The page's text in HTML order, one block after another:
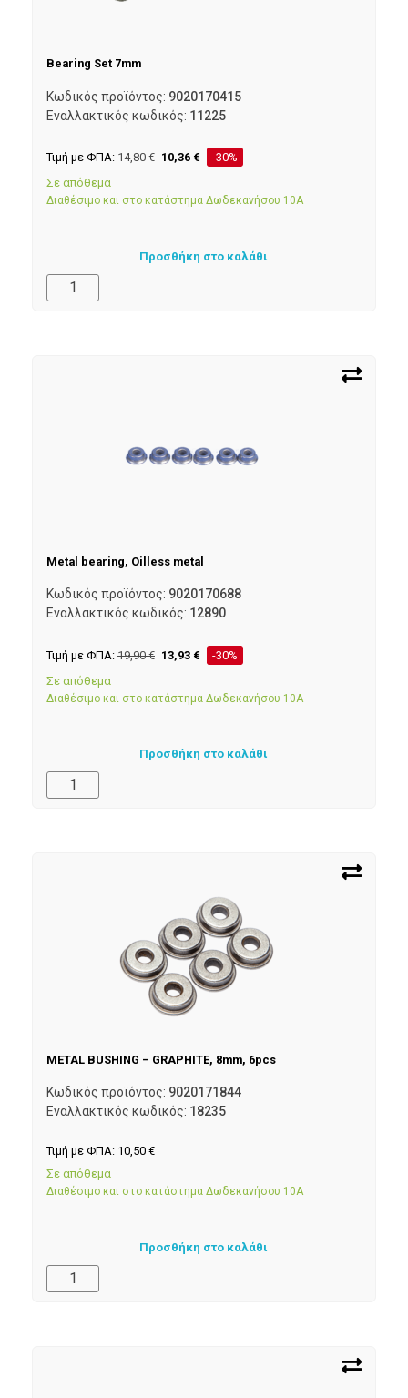
Bearing Set 7mm
Κωδικός προϊόντος: 9020170415
Εναλλακτικός κωδικός: 11225
Τιμή με ΦΠΑ: 14,80€ 10,36 €
-30%
Σε απόθεμα
Διαθέσιμο και στο κατάστημα Δωδεκανήσου 10Α
Προσθήκη στο καλάθι
Metal bearing, Oilless metal
Κωδικός προϊόντος: 9020170688
Εναλλακτικός κωδικός: 12890
Τιμή με ΦΠΑ: 19,90€ 13,93 €
-30%
Σε απόθεμα
Διαθέσιμο και στο κατάστημα Δωδεκανήσου 10Α
Προσθήκη στο καλάθι
METAL BUSHING – GRAPHITE, 8mm, 6pcs
Κωδικός προϊόντος: 9020171844
Εναλλακτικός κωδικός: 18235
Τιμή με ΦΠΑ: 10,50 €
Σε απόθεμα
Διαθέσιμο και στο κατάστημα Δωδεκανήσου 10Α
Προσθήκη στο καλάθι